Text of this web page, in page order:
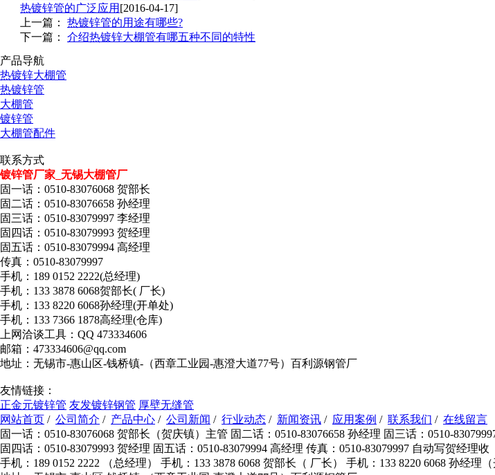
热镀锌管的广泛应用 [2016-04-17]
上一篇： 热镀锌管的用途有哪些?
下一篇： 介绍热镀锌大棚管有哪五种不同的特性
产品导航
热镀锌大棚管
热镀锌管
大棚管
镀锌管
大棚管配件
联系方式
镀锌管厂家_无锡大棚管厂
固一话：0510-83076068 贺部长
固二话：0510-83076658 孙经理
固三话：0510-83079997 李经理
固四话：0510-83079993 贺经理
固五话：0510-83079994 高经理
传真：0510-83079997
手机：189 0152 2222(总经理)
手机：133 3878 6068贺部长( 厂长)
手机：133 8220 6068孙经理(开单处)
手机：133 7366 1878高经理(仓库)
上网洽谈工具：QQ 473334606
邮箱：473334606@qq.com
地址：无锡市-惠山区-钱桥镇-（西章工业园-惠澄大道77号）百利源钢管厂
友情链接：
正金元镀锌管 友发镀锌钢管 厚壁无缝管
网站首页 / 公司简介 / 产品中心 / 公司新闻 / 行业动态 / 新闻资讯 / 应用案例 / 联系我们 / 在线留言
固一话：0510-83076068 贺部长（贺庆镇）主管 固二话：0510-83076658 孙经理 固三话：0510-
固四话：0510-83079993 贺经理 固五话：0510-83079994 高经理 传真：0510-83079997 自动写贺经理收
手机：189 0152 2222 （总经理） 手机：133 3878 6068 贺部长（ 厂长） 手机：133 8220 6068 孙经理